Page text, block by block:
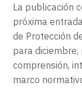
La publicación
próxima
de Protección
para
comprensión,
marco